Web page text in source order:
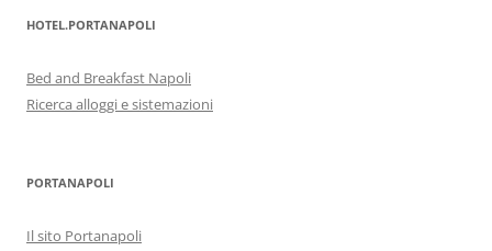
HOTEL.PORTANAPOLI
Bed and Breakfast Napoli
Ricerca alloggi e sistemazioni
PORTANAPOLI
Il sito Portanapoli